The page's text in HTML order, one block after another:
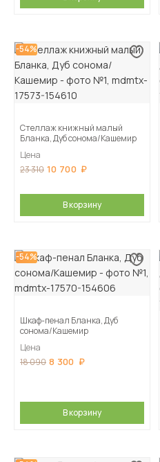
-54%
Стеллаж книжный малый
Бланка, Дуб сонома/Кашемир
Цена
23 310 10 700
В корзину
-54%
Шкаф-пенал Бланка, Дуб
сонома/Кашемир
Цена
18 090 8 300
В корзину